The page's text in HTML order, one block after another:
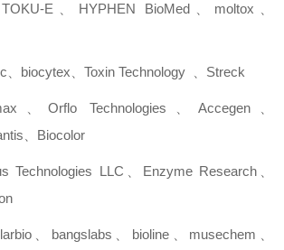
TOKU-E HYPHEN BioMed、 moltox
biocytex Toxin Technology Streck
、Orflo Technologies 、Accegen
Biocolor
Technologies LLC Enzyme Research、
、 bangslabs bioline musechem